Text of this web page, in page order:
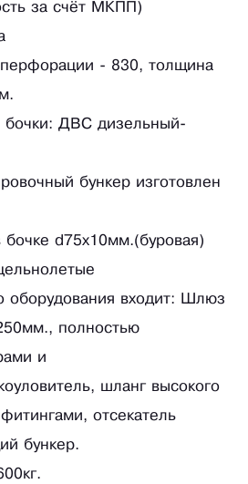
за счёт МКПП)
перфорации - 830, толщина
бочки: ДВС дизельный-
бункер изготовлен
d75х10мм.(буровая)
оборудования входит: Шлюз
полностью
и
шланг высокого
отсекатель
бункер.